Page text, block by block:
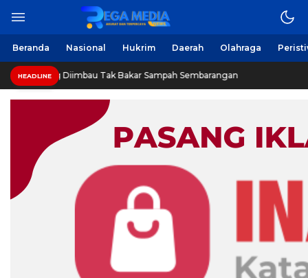
Beranda Nasional Hukrim Daerah Olahraga
HEADLINE
Diimbau Tak Bakar Sampah Sembarangan